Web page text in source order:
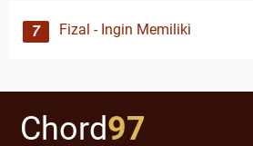
Fizal - Ingin Memiliki
Chord97